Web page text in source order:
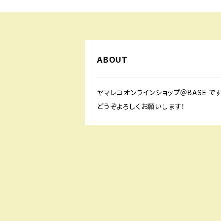
ABOUT
ヤマレコオンラインショップ＠BASE です
どうぞよろしくお願いします！